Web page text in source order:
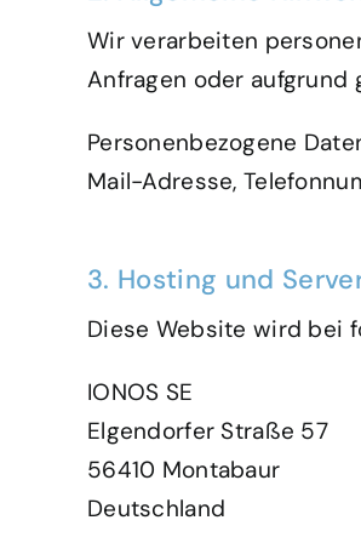
Wir verarbeiten
Anfragen oder
Personenbezogene
Mail-Adresse,
3. Hosting und
Diese Website wird bei
IONOS SE
Elgendorfer Straße 57
56410 Montabaur
Deutschland